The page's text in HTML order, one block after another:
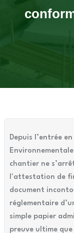
Depuis l’entrée
chantier ne
l'attestation de fin
document
réglementaire
simple papier
preuve ultime